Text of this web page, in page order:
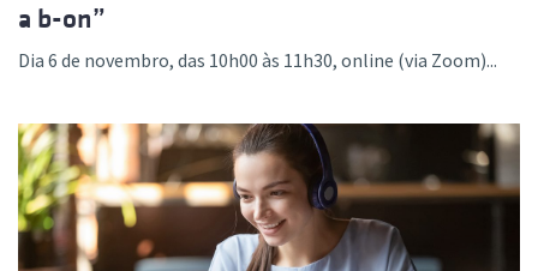
a b-on”
Dia 6 de novembro, das 10h00 às 11h30, online (via Zoom)...